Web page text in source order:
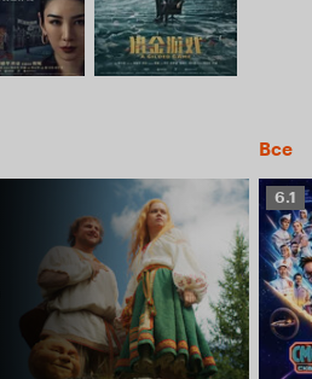
Все
6.1
6.1